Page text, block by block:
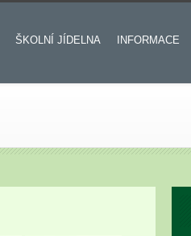
ŠKOLNÍ JÍDELNA INFORMACE